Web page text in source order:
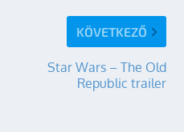
KÖVETKEZŐ
Star Wars – The Old
Republic trailer